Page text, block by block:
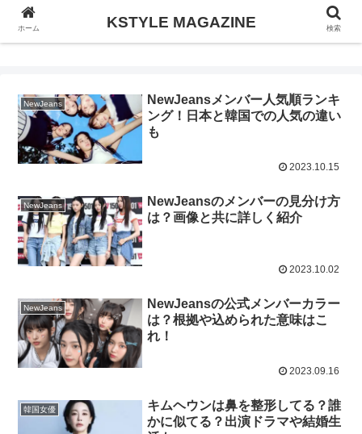
KSTYLE MAGAZINE
NewJeans
NewJeansメンバー人気順ランキ
ング！日本と韓国での人気の違い
も
2023.10.15
NewJeans
NewJeansのメンバーの見分け方
は？画像と共に詳しく紹介
2023.10.02
NewJeans
NewJeansの公式メンバーカラー
は？根拠や込められた意味はこ
れ！
2023.09.16
韓国女優
キムヘウンは鼻を整形してる？誰
かに似てる？出演ドラマや結婚生
ホーム KSTYLE MAGAZINE 検索